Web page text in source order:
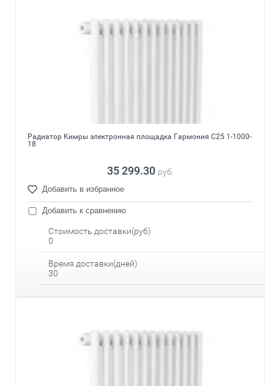
Радиатор Кимры электронная площадка Гармония С25 1-1000-
18
35 299.30 руб.
Добавить в избранное
Добавить к сравнению
Стоимость доставки(руб)
0
Время доставки(дней)
30